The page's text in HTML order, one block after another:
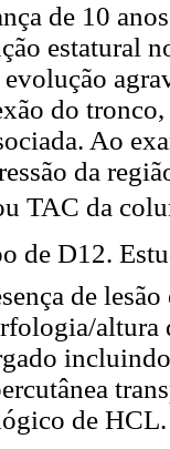
de 10
estatural
evolução
do
Ao
da
TAC da
de D12.
de
altura
de HCL.